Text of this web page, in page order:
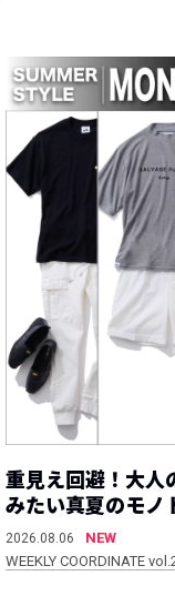
重見え回避！大人
みたい真夏のモノ
2026.08.06
NEW
WEEKLY COORDINATE